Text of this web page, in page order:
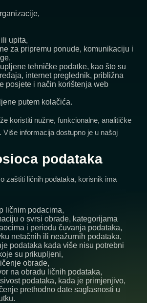
upita,
za pripremu ponude, komunikaciju i
tehničke podatke, kao što su
internet preglednik, približna
posjete i način korištenja web
putem kolačića.
koristiti nužne, funkcionalne, analitičke
informacija dostupno je u našoj
podataka
zaštiti ličnih podataka, korisnik ima
ličnim podacima,
o svrsi obrade, kategorijama
i periodu čuvanja podataka,
netačnih ili neažurnih podataka,
podataka kada više nisu potrebni
su prikupljeni,
obrade,
na obradu ličnih podataka,
podataka, kada je primjenjivo,
prethodno date saglasnosti u